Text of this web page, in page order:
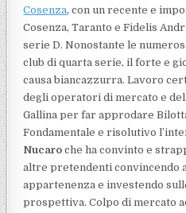
Cosenza, con un recente e
Cosenza, Taranto e Fidelis
serie D. Nonostante le
club di quarta serie, il forte e
causa biancazzurra. Lavoro
degli operatori di mercato e
Gallina per far approdare
Fondamentale e risolutivo
Nucaro che ha convinto e
altre pretendenti convincendo
appartenenza e investendo
prospettiva. Colpo di mercato